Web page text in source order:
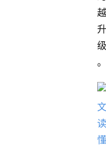
越
升
级
。